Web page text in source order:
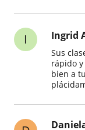
I Ingrid
Sus
rápido
bien a